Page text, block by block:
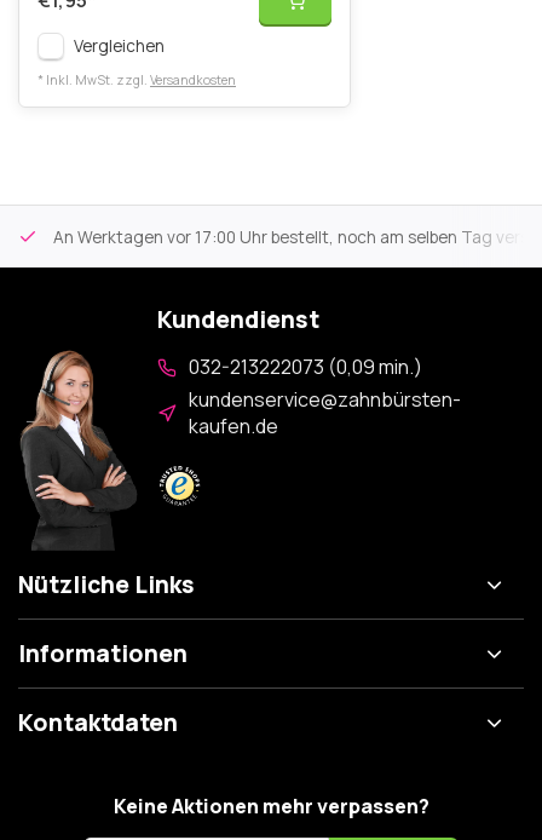
Vergleichen
* Inkl. MwSt. zzgl. Versandkosten
An Werktagen vor 17:00 Uhr bestellt, noch am selben Tag
Kundendienst
032-213222073 (0,09 min.)
kundenservice@zahnbürsten-
kaufen.de
Nützliche Links
Informationen
Kontaktdaten
Keine Aktionen mehr verpassen?